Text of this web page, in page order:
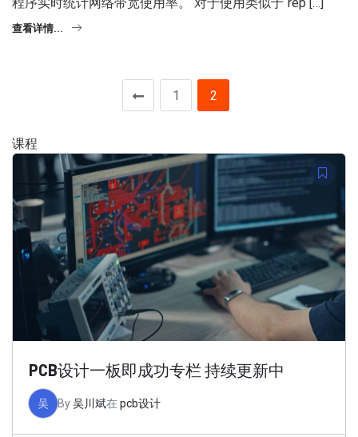
查看详情...
1 2
课程
PCB设计一板即成功专栏 持续更新中
吴 By吴川斌在 pcb设计